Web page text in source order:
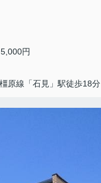
円
原線「石見」駅徒歩18分